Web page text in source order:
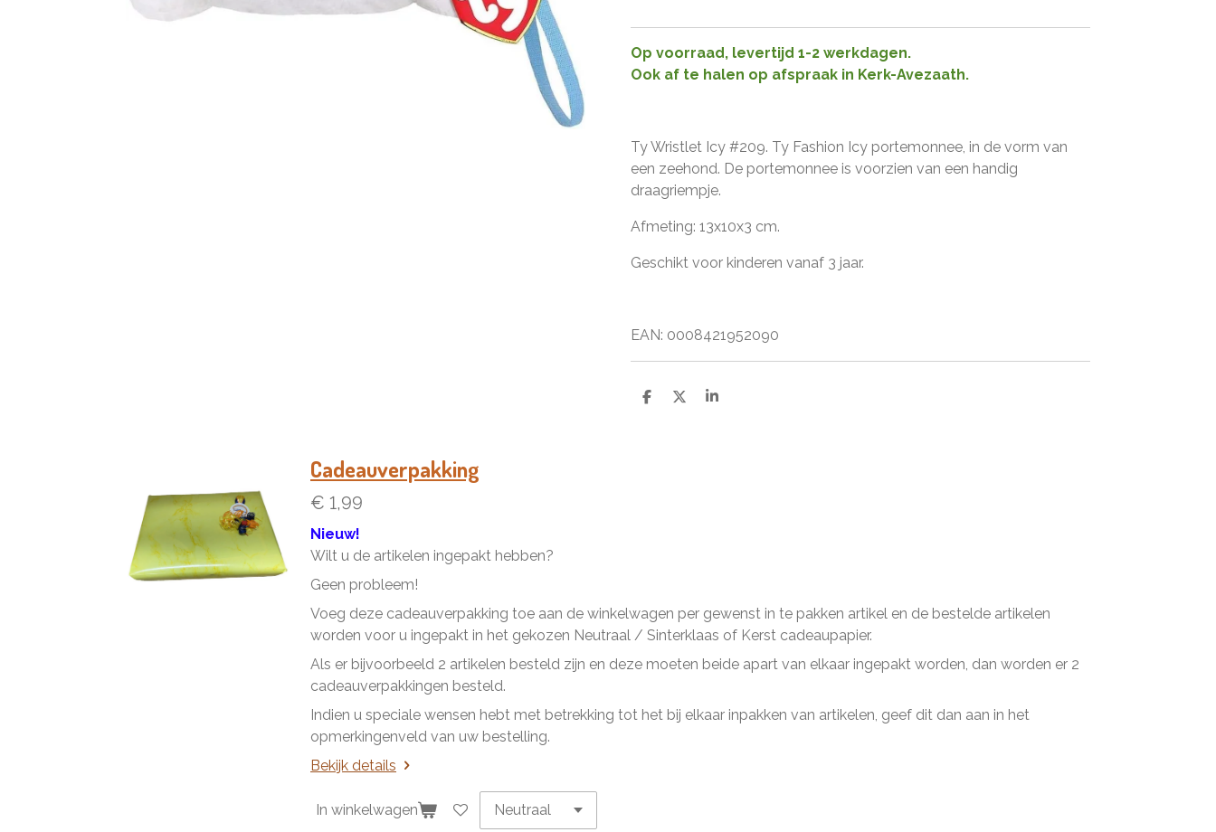
Op voorraad, levertijd 1-2 werkdagen.
Ook af te halen op afspraak in Kerk-Avezaath.
Ty Wristlet Icy #209. Ty Fashion Icy portemonnee, in de vorm van
een zeehond. De portemonnee is voorzien van een handig
draagriempje.
Afmeting: 13x10x3 cm.
Geschikt voor kinderen vanaf 3 jaar.
EAN: 0008421952090
D
D
S
Cadeauverpakking
€ 1,99
Nieuw!
Wilt u de artikelen ingepakt hebben?
Geen probleem!
Voeg deze cadeauverpakking toe aan de winkelwagen per gewenst in te pakken artikel en de bestelde artikelen
worden voor u ingepakt in het gekozen Neutraal / Sinterklaas of Kerst cadeaupapier.
Als er bijvoorbeeld 2 artikelen besteld zijn en deze moeten beide apart van elkaar ingepakt worden, dan worden er 2
cadeauverpakkingen besteld.
Indien u speciale wensen hebt met betrekking tot het bij elkaar inpakken van artikelen, geef dit dan aan in het
opmerkingenveld van uw bestelling.
Bekijk details
In winkelwagen